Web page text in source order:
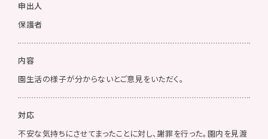
申出人
保護者
内容
園生活の様子が分からないとご意見をいただく。
対応
不安な気持ちにさせてまったことに対し、謝罪を行った。園内を見渡